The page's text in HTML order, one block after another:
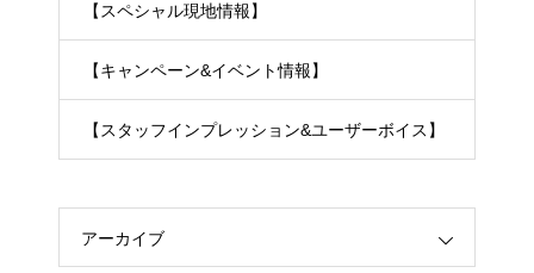
【スペシャル現地情報】
【キャンペーン&イベント情報】
【スタッフインプレッション&ユーザーボイス】
アーカイブ